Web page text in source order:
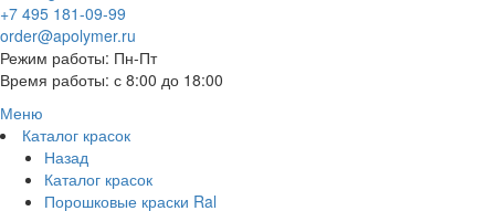
+7 495 181-09-99
order@apolymer.ru
Режим работы: Пн-Пт
Время работы: с 8:00 до 18:00
Меню
Каталог красок
Назад
Каталог красок
Порошковые краски Ral